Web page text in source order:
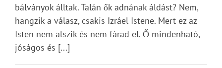
bálványok álltak. Talán ők adnának áldást? Nem,
hangzik a válasz, csakis Izráel Istene. Mert ez az
Isten nem alszik és nem fárad el. Ő mindenható,
jóságos és [...]